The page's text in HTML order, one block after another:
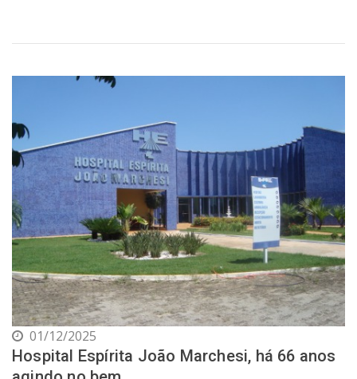
01/12/2025
Hospital Espírita João Marchesi, há 66 anos